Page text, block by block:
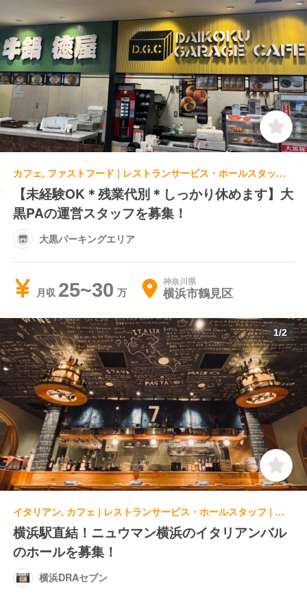
カフェ, ファストフード | レストランサービス・ホールスタッフ | 大黒パーキングエリア
【未経験OK＊残業代別＊しっかり休めます】大
黒PAの運営スタッフを募集！
大黒パーキングエリア
月収 25~30 神奈川県
横浜市鶴見区
1/2
イタリアン, カフェ | レストランサービス・ホールスタッフ | 横浜DRAセブン
横浜駅直結！ニュウマン横浜のイタリアンバル
のホールを募集！
横浜DRAセブン